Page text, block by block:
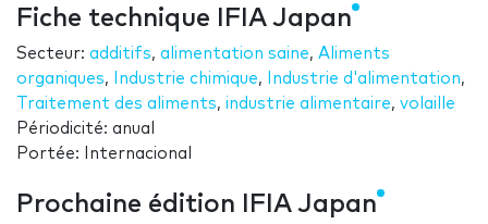
Fiche technique IFIA Japan
Secteur: additifs, alimentation saine, Aliments
organiques, Industrie chimique, Industrie d'alimentation,
Traitement des aliments, industrie alimentaire, volaille
Périodicité: anual
Portée: Internacional
Prochaine édition IFIA Japan